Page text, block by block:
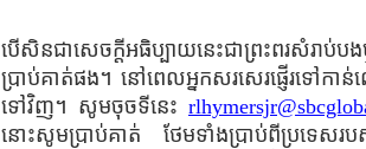
បើសិនជាសេចក្ដីអធិប្បាយនេះជាព្រះពរសំ
ប្រាប់គាត់ផង។ នៅពេលអ្នកសរសេរផ្ញើរទៅ
ទៅវិញ។ សូមចុចទីនេះ
នោះសូមប្រាប់គាត់ ថែមទាំងប្រាប់ពីប្រទេ